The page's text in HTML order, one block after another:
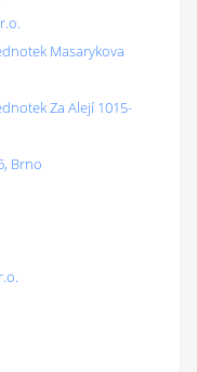
Masarykova
Za Alejí 1015-
Brno